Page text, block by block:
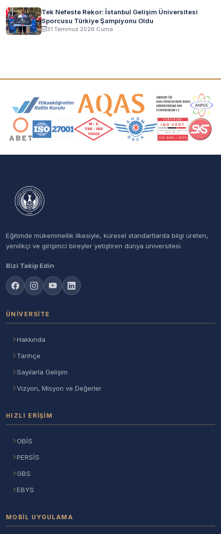
Tek Nefeste Rekor: İstanbul Gelişim Üniversitesi
Sporcusu Türkiye Şampiyonu Oldu
31 Temmuz 2026 Cuma
Akreditasyon ve Üyelik Logoları
Eğitimde mükemmellik ilkesiyle, küresel standartlarda bilgi üreten,
yenilikçi ve girişimci bireyler yetiştiren dünya üniversitesi.
Bizi Takip Edin
ÜNIVERSITE
Hakkında
Tarihçe
Sayılarla Gelişim
Vizyon, Misyon ve Değerler
HIZLI ERIŞIM
OBİS
PERSİS
GBS
EBYS
MOBIL UYGULAMA